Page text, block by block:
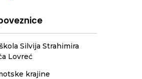
Silvija Strahimira
Lovreć
krajine